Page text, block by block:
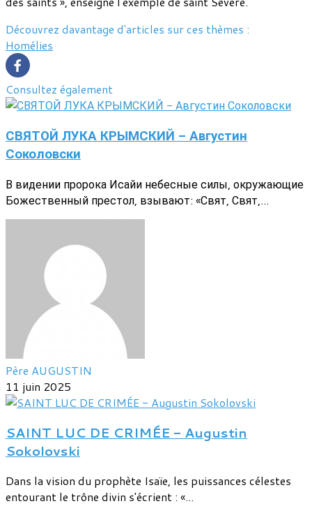
Découvrez davantage d'articles sur ces thèmes :
Homélies
Consultez également
СВЯТОЙ ЛУКА КРЫМСКИЙ - Августин
Соколовски
В видении пророка Исайи небесные силы, окружающие
Божественный престол, взывают: «Свят, Свят,...
Père AUGUSTIN
11 juin 2025
SAINT LUC DE CRIMÉE - Augustin
Sokolovski
Dans la vision du prophète Isaïe, les puissances célestes
entourant le trône divin s'écrient : «...